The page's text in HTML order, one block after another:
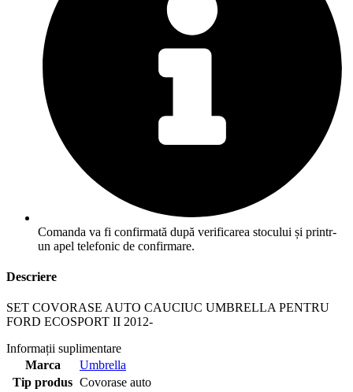
Comanda va fi confirmată după verificarea stocului și printr-
un apel telefonic de confirmare.
Descriere
SET COVORASE AUTO CAUCIUC UMBRELLA PENTRU
FORD ECOSPORT II 2012-
Informații suplimentare
Marca
Umbrella
Tip produs Covorase auto